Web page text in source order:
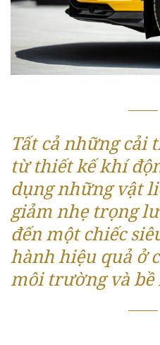
Tất cả những cải
từ thiết kế khí
dụng những vật
giảm nhẹ trọng
đến một chiếc
hành hiệu quả ở
môi trường và bề